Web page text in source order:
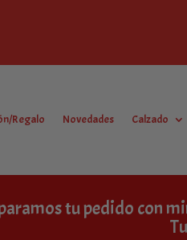
Regalo Novedades Calzado
tu pedido con